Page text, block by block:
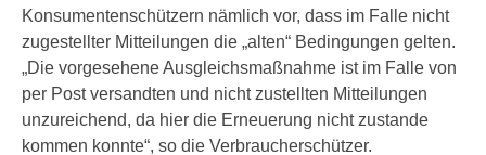
Konsumentenschützern nämlich vor, dass im Falle nicht
zugestellter Mitteilungen die „alten“ Bedingungen gelten.
„Die vorgesehene Ausgleichsmaßnahme ist im Falle von
per Post versandten und nicht zustellten Mitteilungen
unzureichend, da hier die Erneuerung nicht zustande
kommen konnte“, so die Verbraucherschützer.